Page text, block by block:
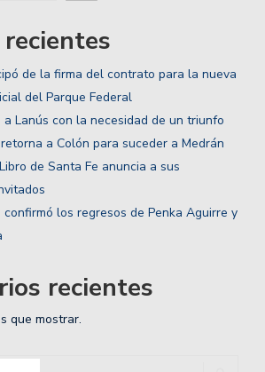
de la firma del contrato para la nueva
del Parque Federal
a Lanús con la necesidad de un triunfo
a Colón para suceder a Medrán
de Santa Fe anuncia a sus
confirmó los regresos de Penka Aguirre y
recientes
que mostrar.